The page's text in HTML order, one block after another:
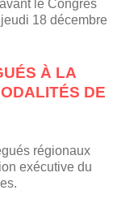
le Congrès
18 décembre
À LA
DE
régionaux
exécutive du